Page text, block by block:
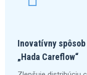
Inovatívny
„Hada Careflow“